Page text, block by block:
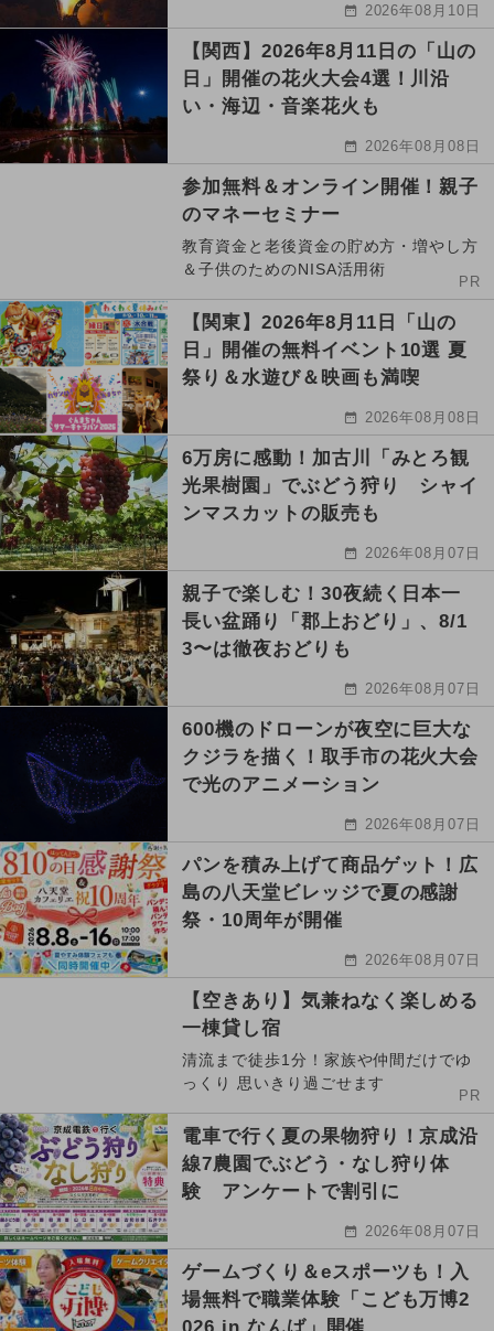
2026年08月10日
【関西】2026年8月11日の「山の
日」開催の花火大会4選！川沿
い・海辺・音楽花火も
2026年08月08日
参加無料＆オンライン開催！親子
のマネーセミナー
教育資金と老後資金の貯め方・増やし方
＆子供のためのNISA活用術
PR
【関東】2026年8月11日「山の
日」開催の無料イベント10選 夏
祭り＆水遊び＆映画も満喫
2026年08月08日
6万房に感動！加古川「みとろ観
光果樹園」でぶどう狩り シャイ
ンマスカットの販売も
2026年08月07日
親子で楽しむ！30夜続く日本一
長い盆踊り「郡上おどり」、8/1
3〜は徹夜おどりも
2026年08月07日
600機のドローンが夜空に巨大な
クジラを描く！取手市の花火大会
で光のアニメーション
2026年08月07日
パンを積み上げて商品ゲット！広
島の八天堂ビレッジで夏の感謝
祭・10周年が開催
2026年08月07日
【空きあり】気兼ねなく楽しめる
一棟貸し宿
清流まで徒歩1分！家族や仲間だけでゆ
っくり 思いきり過ごせます
PR
電車で行く夏の果物狩り！京成沿
線7農園でぶどう・なし狩り体
験 アンケートで割引に
2026年08月07日
ゲームづくり＆eスポーツも！入
場無料で職業体験「こども万博2